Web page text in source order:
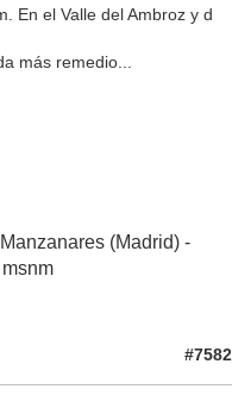
En el Valle del Ambroz y d
más remedio...
(Madrid) -
#7582